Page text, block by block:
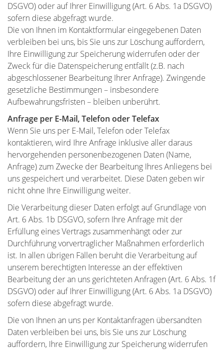
DSGVO) oder auf Ihrer Einwilligung (Art. 6 Abs. 1a DSGVO)
sofern diese abgefragt wurde.
Die von Ihnen im Kontaktformular eingegebenen Daten
verbleiben bei uns, bis Sie uns zur Löschung auffordern,
Ihre Einwilligung zur Speicherung widerrufen oder der
Zweck für die Datenspeicherung entfällt (z.B. nach
abgeschlossener Bearbeitung Ihrer Anfrage). Zwingende
gesetzliche Bestimmungen – insbesondere
Aufbewahrungsfristen – bleiben unberührt.
Anfrage per E-Mail, Telefon oder Telefax
Wenn Sie uns per E-Mail, Telefon oder Telefax
kontaktieren, wird Ihre Anfrage inklusive aller daraus
hervorgehenden personenbezogenen Daten (Name,
Anfrage) zum Zwecke der Bearbeitung Ihres Anliegens bei
uns gespeichert und verarbeitet. Diese Daten geben wir
nicht ohne Ihre Einwilligung weiter.
Die Verarbeitung dieser Daten erfolgt auf Grundlage von
Art. 6 Abs. 1b DSGVO, sofern Ihre Anfrage mit der
Erfüllung eines Vertrags zusammenhängt oder zur
Durchführung vorvertraglicher Maßnahmen erforderlich
ist. In allen übrigen Fällen beruht die Verarbeitung auf
unserem berechtigten Interesse an der effektiven
Bearbeitung der an uns gerichteten Anfragen (Art. 6 Abs. 1f
DSGVO) oder auf Ihrer Einwilligung (Art. 6 Abs. 1a DSGVO)
sofern diese abgefragt wurde.
Die von Ihnen an uns per Kontaktanfragen übersandten
Daten verbleiben bei uns, bis Sie uns zur Löschung
auffordern, Ihre Einwilligung zur Speicherung widerrufen